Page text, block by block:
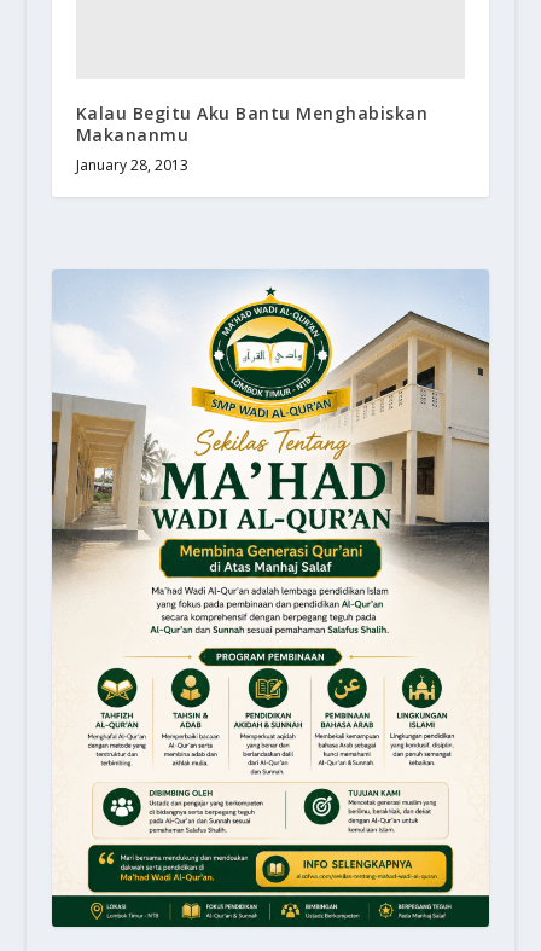
Kalau Begitu Aku Bantu Menghabiskan
Makananmu
January 28, 2013